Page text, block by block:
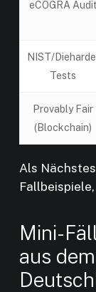
eCOGRA Audit
NIST/
Tests
Provably Fair
(Blockchain)
Als
Mini-
aus